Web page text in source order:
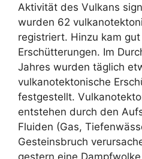
Aktivität des Vulkans
wurden 62
registriert. Hinzu kam
Erschütterungen. Im
Jahres wurden täglich
vulkanotektonische
festgestellt.
entstehen durch den
Fluiden (Gas,
Gesteinsbruch
gestern eine